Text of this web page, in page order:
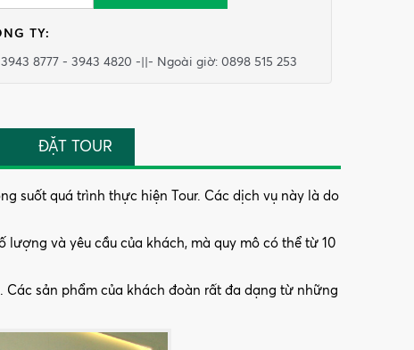
TY:
3943 8777 - 3943 4820 -||- Ngoài giờ: 0898 515 253
ĐẶT TOUR
suốt quá trình thực hiện Tour. Các dịch vụ này là do
và yêu cầu của khách, mà quy mô có thể từ 10
sản phẩm của khách đoàn rất đa dạng từ những